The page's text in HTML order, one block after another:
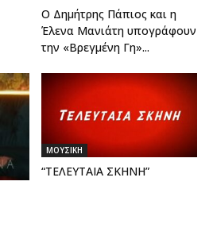
Ο Δημήτρης Πάπιος και η
Έλενα Μανιάτη υπογράφουν
την «Βρεγμένη Γη»...
ΜΟΥΣΙΚΗ
“ΤΕΛΕΥΤΑΙΑ ΣΚΗΝΗ”